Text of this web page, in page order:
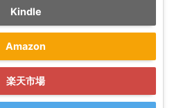
Kindle
Amazon
楽天市場